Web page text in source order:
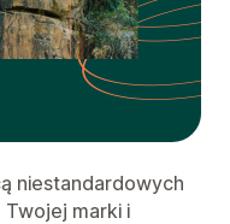
niestandardowych
Twojej marki i